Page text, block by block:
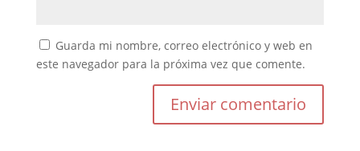
Guarda mi nombre, correo electrónico y web en
este navegador para la próxima vez que comente.